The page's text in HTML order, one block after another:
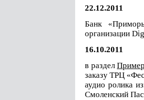
22.12.2011
Банк
организации
16.10.2011
в раздел
заказу ТРЦ
аудио ролика
Смоленский